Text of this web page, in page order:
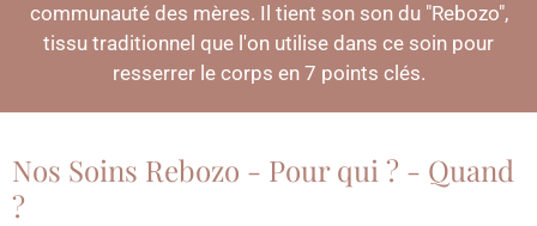
communauté des mères. Il tient son son du "Rebozo",
tissu traditionnel que l'on utilise dans ce soin pour
resserrer le corps en 7 points clés.
Nos Soins Rebozo - Pour qui ? - Quand
?